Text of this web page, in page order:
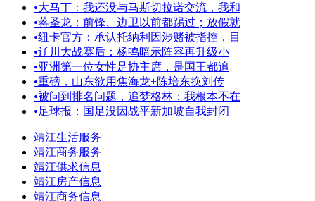
•大马丁：我还没与马斯切拉诺交流，我和
•蒋圣龙：前锋、边卫以前都踢过；放假就
•纽卡官方：承认托纳利因涉赌被指控，目
•辽川大战赛后：杨鸣暗示阵容再升级小
•亚洲第一位女性足协主席，是国王都追
•重磅，山东欲用焦海龙+陈培东换刘传
•被问到排名问题，追梦格林：我根本不在
•足球报：国足没因战平新加坡自我封闭
靖江生活服务
靖江商务服务
靖江供求信息
靖江房产信息
靖江商务信息